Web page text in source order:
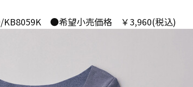
KB8059K ●希望小売価格 ￥3,960(税込)